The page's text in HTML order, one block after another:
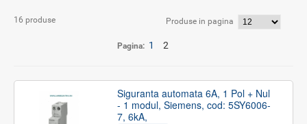
16 produse Produse in pagina
Pagina: 1 2
Siguranta automata 6A, 1 Pol + Nul
- 1 modul, Siemens, cod: 5SY6006-
7, 6kA,